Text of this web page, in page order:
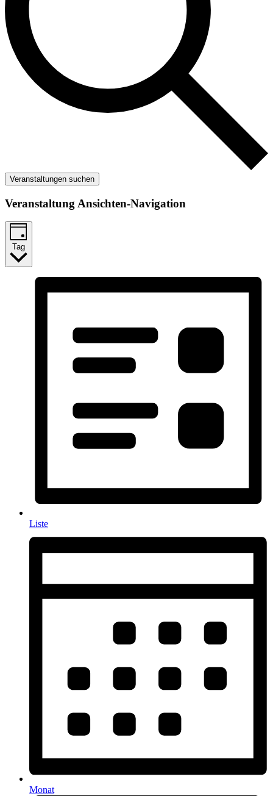
Veranstaltungen suchen
Veranstaltung Ansichten-Navigation
Tag
Liste
Monat